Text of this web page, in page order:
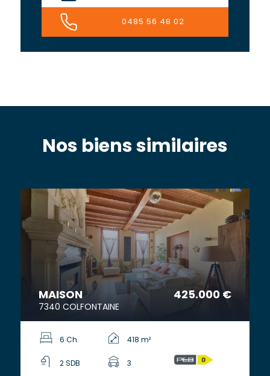
0485 56 48 02
Nos biens similaires
MAISON 425.000 €
7340 COLFONTAINE
6 Ch. 418 m²
2 SDB 3